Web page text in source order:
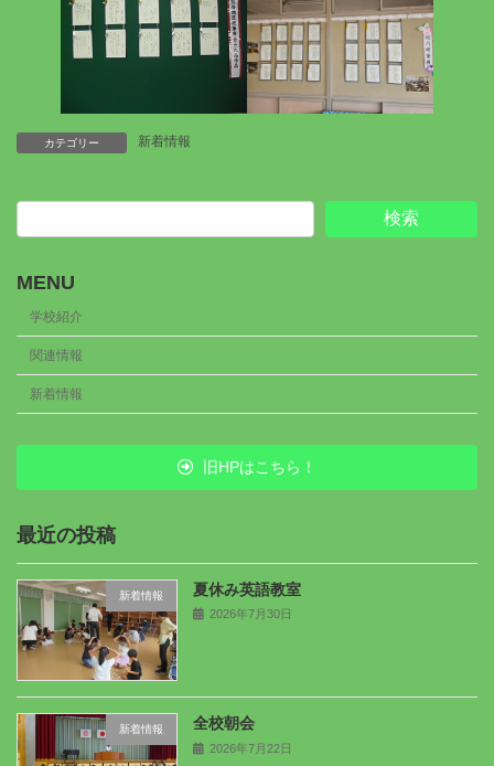
カテゴリー 新着情報
検索
MENU
学校紹介
関連情報
新着情報
旧HPはこちら！
最近の投稿
新着情報 夏休み英語教室
2026年7月30日
新着情報 全校朝会
2026年7月22日